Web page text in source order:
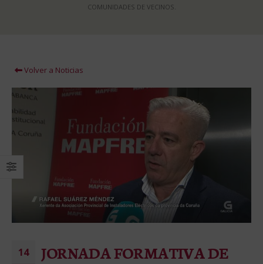
COMUNIDADES DE VECINOS.
Volver a Noticias
14
JORNADA FORMATIVA DE